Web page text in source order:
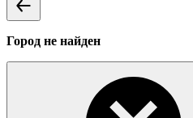
Город не найден